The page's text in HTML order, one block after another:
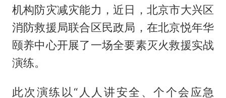
机构防灾减灾能力，近日，北京市大兴区
消防救援局联合区民政局，在北京悦年华
颐养中心开展了一场全要素灭火救援实战
演练。
此次演练以“人人讲安全、个个会应急